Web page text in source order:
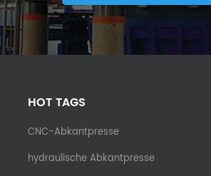
HOT TAGS
CNC-Abkantpresse
hydraulische Abkantpresse